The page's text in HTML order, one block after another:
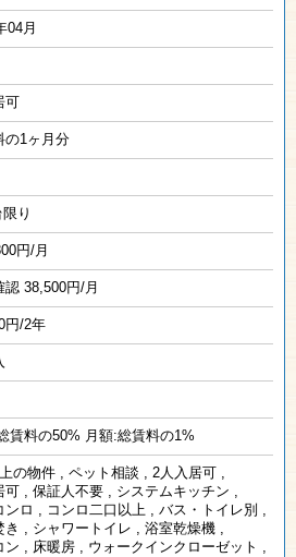
04月
可
の1ヶ月分
り
円/月
認 38,500円/月
円/2年
賃料の50% 月額:総賃料の1%
の物件 , ペット相談 , 2人入居可 ,
可 , 保証人不要 , システムキッチン ,
ンロ , コンロ二口以上 , バス・トイレ別 ,
き , シャワートイレ , 浴室乾燥機 ,
ン , 床暖房 , ウォークインクローゼット ,